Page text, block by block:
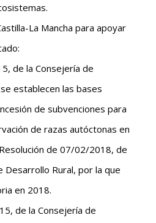
La Mancha para apoyar
de la Consejería de
establecen las bases
de subvenciones para
de razas autóctonas en
de 07/02/2018, de
Desarrollo Rural, por la que
en 2018.
de la Consejería de